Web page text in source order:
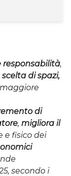
,
scelta di spazi,
di
, migliora il
e fisico dei
secondo i